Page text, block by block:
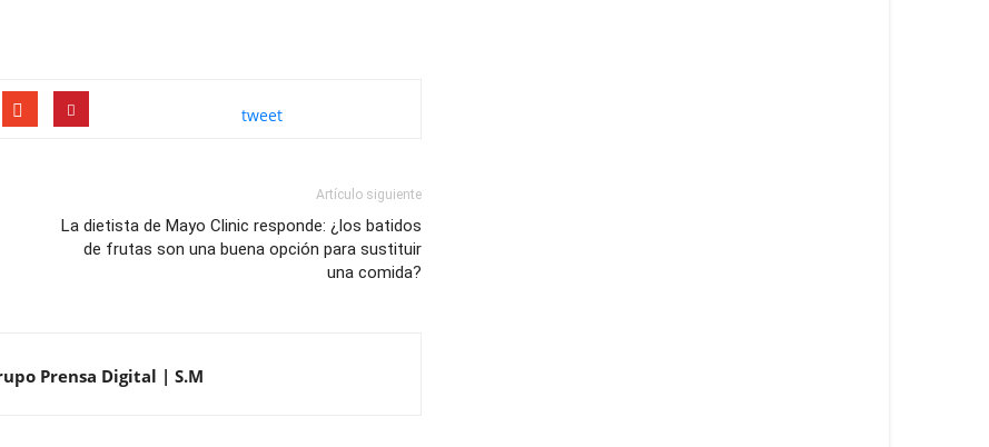
tweet
Artículo siguiente
La dietista de Mayo Clinic responde: ¿los batidos
de frutas son una buena opción para sustituir
una comida?
Prensa Digital | S.M